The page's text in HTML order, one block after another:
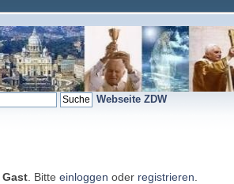
Webseite ZDW
Gast . Bitte einloggen oder registrieren